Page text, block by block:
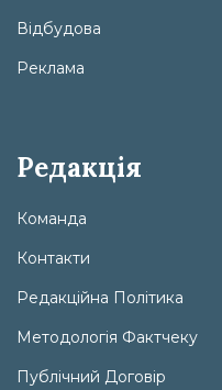
Відбудова
Реклама
Редакція
Команда
Контакти
Редакційна Політика
Методологія Фактчеку
Публічний Договір